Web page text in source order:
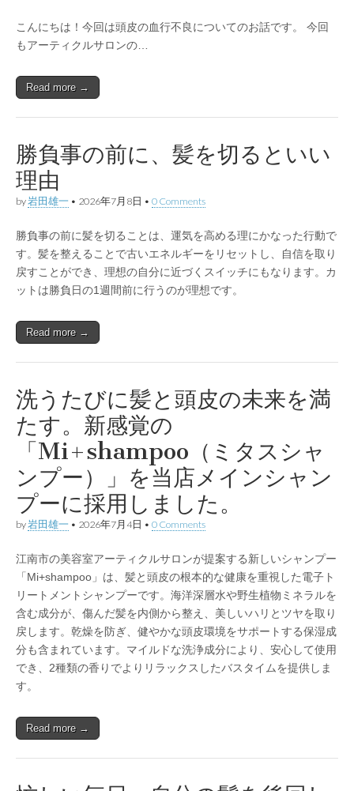
こんにちは！今回は頭皮の血行不良についてのお話です。 今回
もアーティクルサロンの…
Read more →
勝負事の前に、髪を切るといい
理由
by岩田雄一 • 2026年7月8日 • 0 Comments
勝負事の前に髪を切ることは、運気を高める理にかなった行動で
す。髪を整えることで古いエネルギーをリセットし、自信を取り
戻すことができ、理想の自分に近づくスイッチにもなります。カ
ットは勝負日の1週間前に行うのが理想です。
Read more →
洗うたびに髪と頭皮の未来を満
たす。新感覚の
「Mi+shampoo（ミタスシャ
ンプー）」を当店メインシャン
プーに採用しました。
by岩田雄一 • 2026年7月4日 • 0 Comments
江南市の美容室アーティクルサロンが提案する新しいシャンプー
「Mi+shampoo」は、髪と頭皮の根本的な健康を重視した電子ト
リートメントシャンプーです。海洋深層水や野生植物ミネラルを
含む成分が、傷んだ髪を内側から整え、美しいハリとツヤを取り
戻します。乾燥を防ぎ、健やかな頭皮環境をサポートする保湿成
分も含まれています。マイルドな洗浄成分により、安心して使用
でき、2種類の香りでよりリラックスしたバスタイムを提供しま
す。
Read more →